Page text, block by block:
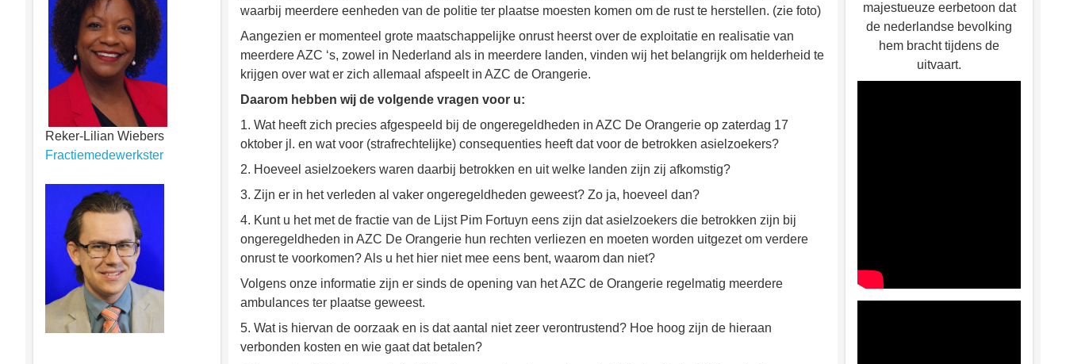
Reker-Lilian Wiebers
Fractiemedewerkster
waarbij meerdere eenheden van de politie ter plaatse moesten komen om de rust te herstellen. (zie foto)
Aangezien er momenteel grote maatschappelijke onrust heerst over de exploitatie en realisatie van
meerdere AZC ‘s, zowel in Nederland als in meerdere landen, vinden wij het belangrijk om helderheid te
krijgen over wat er zich allemaal afspeelt in AZC de Orangerie.
Daarom hebben wij de volgende vragen voor u:
1. Wat heeft zich precies afgespeeld bij de ongeregeldheden in AZC De Orangerie op zaterdag 17
oktober jl. en wat voor (strafrechtelijke) consequenties heeft dat voor de betrokken asielzoekers?
2. Hoeveel asielzoekers waren daarbij betrokken en uit welke landen zijn zij afkomstig?
3. Zijn er in het verleden al vaker ongeregeldheden geweest? Zo ja, hoeveel dan?
4. Kunt u het met de fractie van de Lijst Pim Fortuyn eens zijn dat asielzoekers die betrokken zijn bij
ongeregeldheden in AZC De Orangerie hun rechten verliezen en moeten worden uitgezet om verdere
onrust te voorkomen? Als u het hier niet mee eens bent, waarom dan niet?
Volgens onze informatie zijn er sinds de opening van het AZC de Orangerie regelmatig meerdere
ambulances ter plaatse geweest.
5. Wat is hiervan de oorzaak en is dat aantal niet zeer verontrustend? Hoe hoog zijn de hieraan
verbonden kosten en wie gaat dat betalen?
majestueuze eerbetoon dat
de nederlandse bevolking
hem bracht tijdens de
uitvaart.